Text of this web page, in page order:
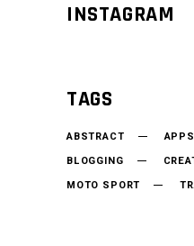
INSTAGRAM
TAGS
ABSTRACT APPS
BLOGGING
MOTO SPORT